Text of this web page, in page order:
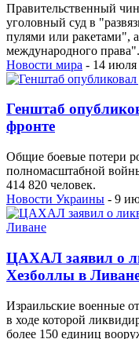
Правительственный
уголовный суд в
пулями или ракетами",
международного права".
Новости мира - 14 июля
Генштаб
фронте
Общие боевые потери
полномасштабной
414 820 человек.
Новости Украины - 9
ЦАХАЛ заявил о
Хезболлы в
Израильские военные
в ходе которой
более 150 единиц